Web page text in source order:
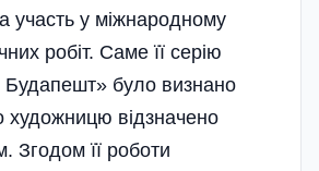
участь у міжнародному
робіт. Саме її серію
було визнано
відзначено
Згодом її роботи